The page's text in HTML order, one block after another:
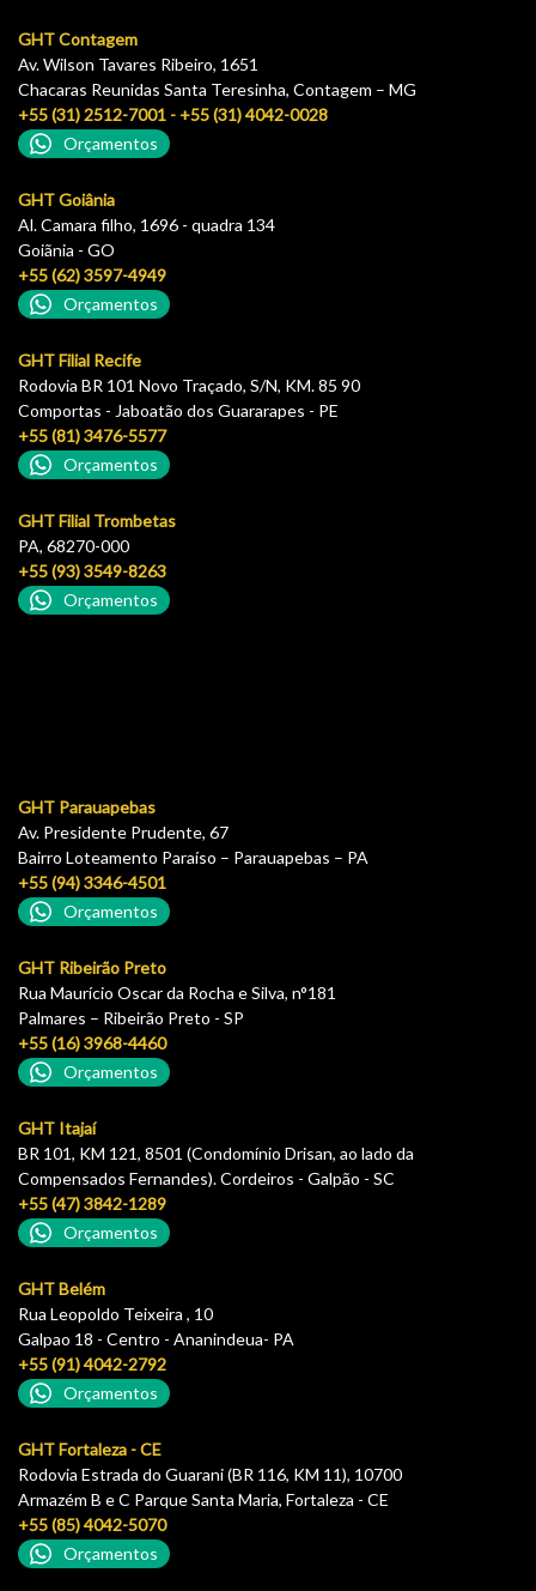
GHT Contagem
Av. Wilson Tavares Ribeiro, 1651
Chacaras Reunidas Santa Teresinha, Contagem – MG
+55 (31) 2512-7001 - +55 (31) 4042-0028
Orçamentos
GHT Goiânia
Al. Camara filho, 1696 - quadra 134
Goiãnia - GO
+55 (62) 3597-4949
Orçamentos
GHT Filial Recife
Rodovia BR 101 Novo Traçado, S/N, KM. 85 90
Comportas - Jaboatão dos Guararapes - PE
+55 (81) 3476-5577
Orçamentos
GHT Filial Trombetas
PA, 68270-000
+55 (93) 3549-8263
Orçamentos
GHT Parauapebas
Av. Presidente Prudente, 67
Bairro Loteamento Paraíso – Parauapebas – PA
+55 (94) 3346-4501
Orçamentos
GHT Ribeirão Preto
Rua Maurício Oscar da Rocha e Silva, n°181
Palmares – Ribeirão Preto - SP
+55 (16) 3968-4460
Orçamentos
GHT Itajaí
BR 101, KM 121, 8501 (Condomínio Drisan, ao lado da
Compensados Fernandes). Cordeiros - Galpão - SC
+55 (47) 3842-1289
Orçamentos
GHT Belém
Rua Leopoldo Teixeira , 10
Galpao 18 - Centro - Ananindeua- PA
+55 (91) 4042-2792
Orçamentos
GHT Fortaleza - CE
Rodovia Estrada do Guarani (BR 116, KM 11), 10700
Armazém B e C Parque Santa Maria, Fortaleza - CE
+55 (85) 4042-5070
Orçamentos